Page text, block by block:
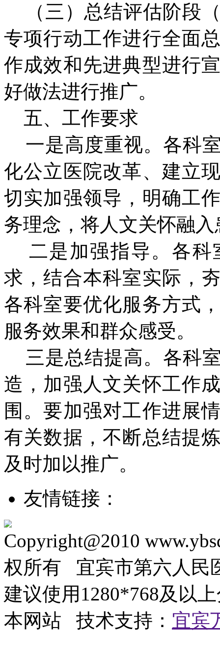
（三）总结评估阶段
专项行动工作进行全面
作成效和先进典型进行
好做法进行推广。
五、工作要求
一是高度重视。各科
化公立医院改革、建立
切实加强领导，明确工
务理念，将人文关怀融
二是加强指导。各科
求，结合本科室实际，
各科室要优化服务方式
服务效果和群众感受。
三是总结提高。各科
造，加强人文关怀工作
围。要加强对工作进展
有关数据，不断总结提
及时加以推广。
友情链接：
Copyright@2010
权所有 宜宾市第六人
建议使用1280*768及以
本网站 技术支持： 宜宾